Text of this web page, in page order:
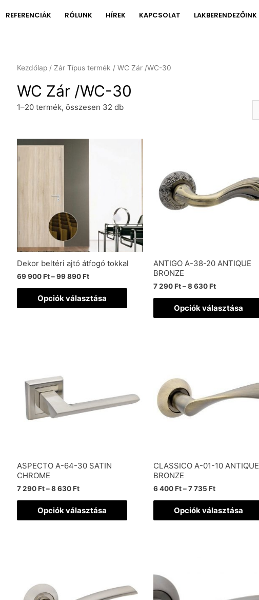
REFERENCIÁK RÓLUNK HÍREK KAPCSOLAT LAKBERENDEZŐINK
Kezdőlap / Zár Típus termék / WC Zár /WC-30
WC Zár /WC-30
1–20 termék, összesen 32 db
Dekor beltéri ajtó átfogó tokkal
69 900Ft–99 890Ft
Opciók választása
ANTIGO A-38-20 ANTIQUE
BRONZE
7 290Ft–8 630Ft
Opciók választása
ASPECTO A-64-30 SATIN
CHROME
7 290Ft–8 630Ft
Opciók választása
CLASSICO A-01-10 ANTIQUE
BRONZE
6 400Ft–7 735 Ft
Opciók választása